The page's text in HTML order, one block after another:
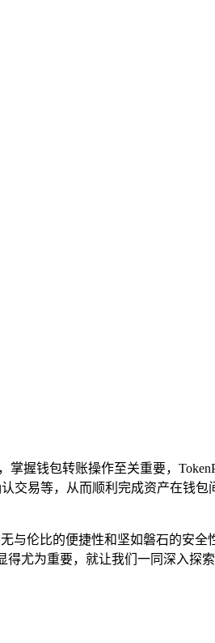
握钱包转账操作至关重要，
交易等，从而顺利完成资产在钱包
与伦比的便捷性和坚如磐石的安
尤为重要，就让我们一同深入探索